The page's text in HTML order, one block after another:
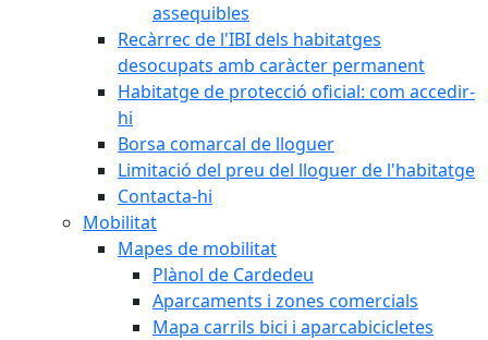
assequibles
Recàrrec de l'IBI dels habitatges
desocupats amb caràcter permanent
Habitatge de protecció oficial: com accedir-
hi
Borsa comarcal de lloguer
Limitació del preu del lloguer de l'habitatge
Contacta-hi
Mobilitat
Mapes de mobilitat
Plànol de Cardedeu
Aparcaments i zones comercials
Mapa carrils bici i aparcabicicletes